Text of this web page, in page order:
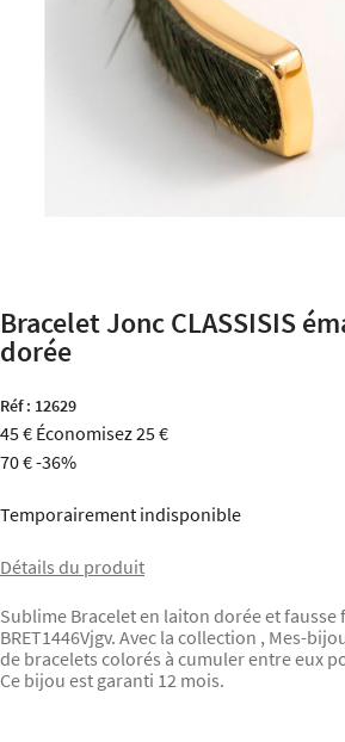
Bracelet Jonc CLASSISIS
dorée
Réf : 12629
45 € Économisez 25 €
70 €-36%
Temporairement indisponible
Détails du produit
Sublime Bracelet en laiton dorée et
BRET1446Vjgv. Avec la collection , Mes-
de bracelets colorés à cumuler entre eux
Ce bijou est garanti 12 mois.